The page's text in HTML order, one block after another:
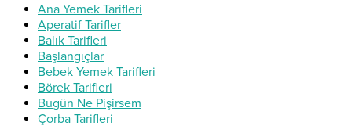
Ana Yemek Tarifleri
Aperatif Tarifler
Balık Tarifleri
Başlangıçlar
Bebek Yemek Tarifleri
Börek Tarifleri
Bugün Ne Pişirsem
Çorba Tarifleri